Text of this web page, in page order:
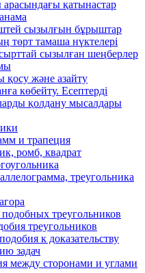
қатынастар
сызылғын бұрыштар
тамаша нүктелері
сызылған шеңберлер
қосу және азайту
көбейту. Есептерді
қолдану мысалдары
и трапеция
ромб, квадрат
треугольника
треугольников
треугольников
к доказательству
задач
между сторонами и углами